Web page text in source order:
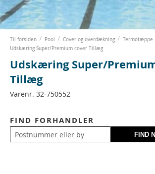
beginning
images
Til forsiden Pool Cover og overdækning
Termotæppe
Udskæring Super/Premium cover Tillæg
Udskæring Super/
Tillæg
Varenr. 32-750552
FIND FORHANDLER